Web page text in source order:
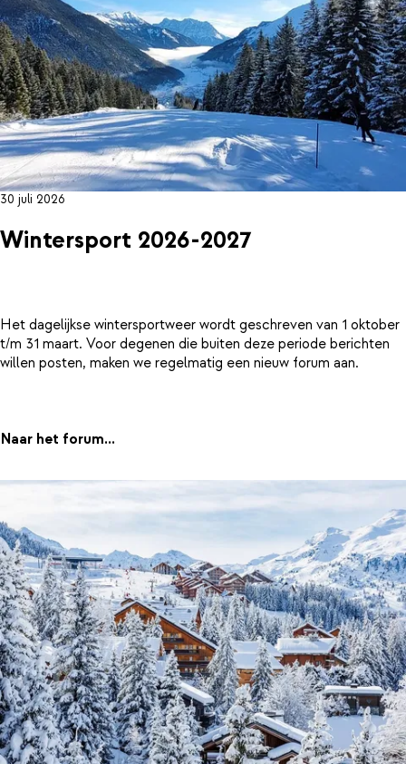
30 juli 2026
Wintersport 2026-2027
Het dagelijkse wintersportweer wordt geschreven van 1 oktober
t/m 31 maart. Voor degenen die buiten deze periode berichten
willen posten, maken we regelmatig een nieuw forum aan.
Naar het forum...